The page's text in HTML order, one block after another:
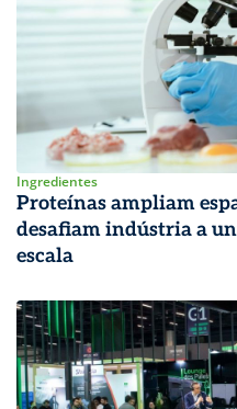
Ingredientes
Proteínas ampliam
desafiam indústria a
escala